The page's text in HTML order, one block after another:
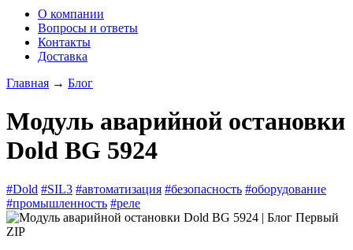
О компании
Вопросы и ответы
Контакты
Доставка
Главная → Блог
Модуль аварийной остановки
Dold BG 5924
#Dold #SIL3 #автоматизация #безопасность #оборудование
#промышленность #реле